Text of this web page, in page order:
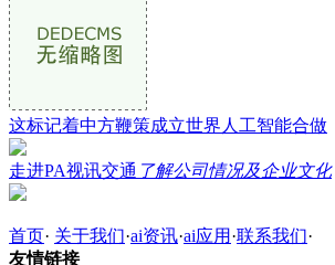
这标记着中方鞭策成立世界人工智能合做
走进PA视讯交通 了解公司情况及企业文化
首页· 关于我们·ai资讯·ai应用 ·联系我们·
友情链接